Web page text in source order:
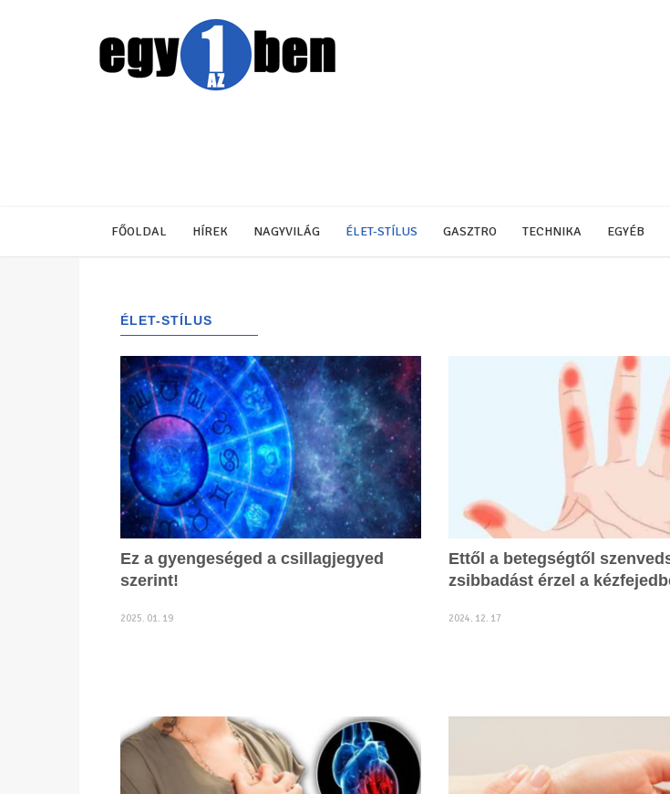
FŐOLDAL HÍREK NAGYVILÁG ÉLET-STÍLUS GASZTRO TECHNIKA EGYÉB
ÉLET-STÍLUS
Ez a gyengeséged a csillagjegyed
szerint!
2025. 01. 19
Ettől a betegségtől
zsibbadást érzel a
2024. 12. 17